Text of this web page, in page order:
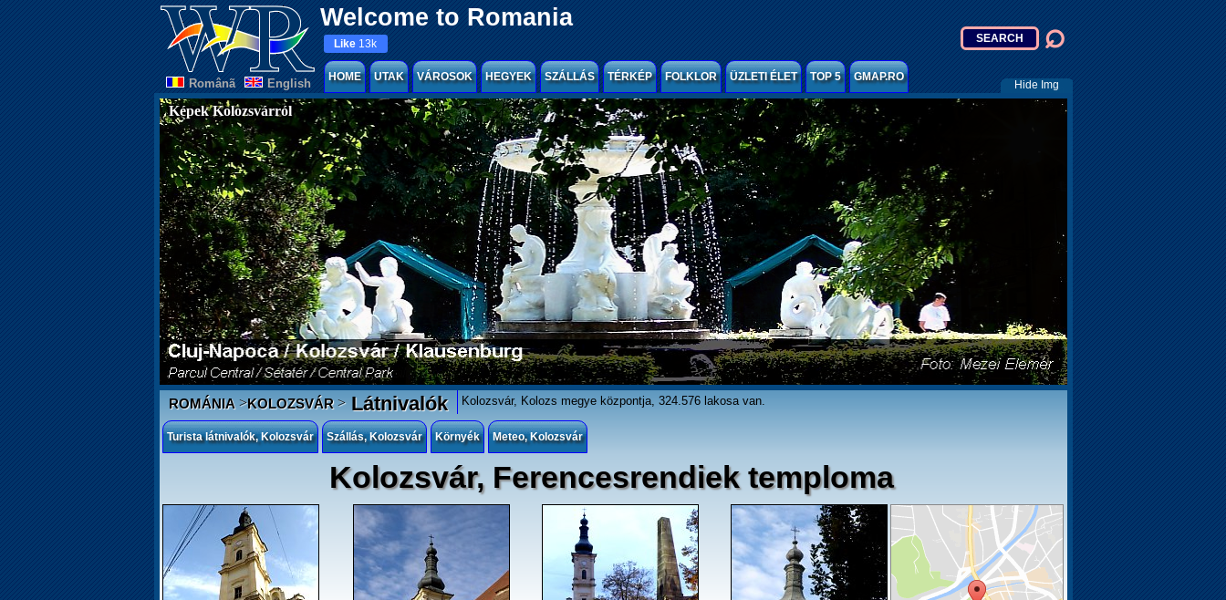
Welcome to Romania
Românã English
Like 13k
HOME UTAK VÁROSOK HEGYEK SZÁLLÁS TÉRKÉP FOLKLOR ÜZLETI ÉLET TOP 5 GMAP.RO
Hide Img
Képek Kolozsvárról
ROMÁNIA>KOLOZSVÁR>Látnivalók Kolozsvár, Kolozs megye központja, 324.576 lakosa van.
Turista látnivalók, Kolozsvár Szállás, Kolozsvár Környék Meteo, Kolozsvár
Kolozsvár, Ferencesrendiek temploma